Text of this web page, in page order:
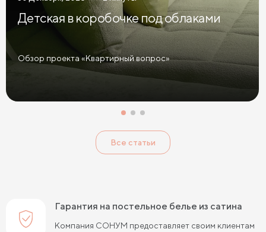
Детская в коробочке под облаками
Обзор проекта «Квартирный вопрос»
Все статьи
Гарантия на постельное белье из сатина
Компания СОНУМ предоставляет своим клиентам